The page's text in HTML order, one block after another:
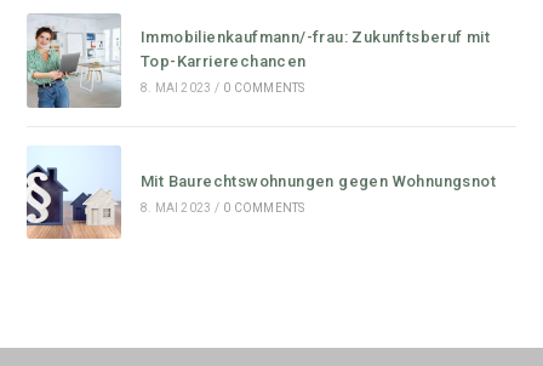
Immobilienkaufmann/-frau: Zukunftsberuf mit
Top-Karrierechancen
8. MAI 2023 / 0 COMMENTS
Mit Baurechtswohnungen gegen Wohnungsnot
8. MAI 2023 / 0 COMMENTS